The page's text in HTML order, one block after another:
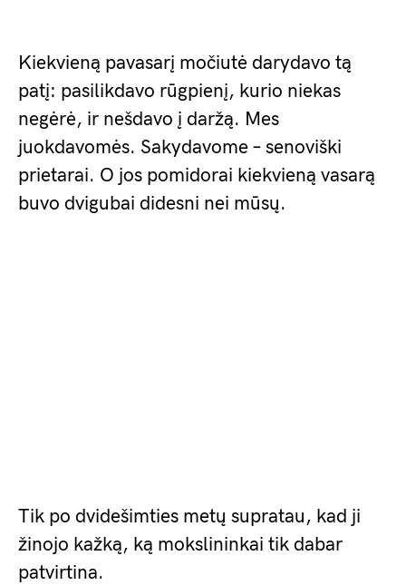
Kiekvieną pavasarį močiutė darydavo tą
patį: pasilikdavo rūgpienį, kurio niekas
negėrė, ir nešdavo į daržą. Mes
juokdavomės. Sakydavome – senoviški
prietarai. O jos pomidorai kiekvieną vasarą
buvo dvigubai didesni nei mūsų.
Tik po dvidešimties metų supratau, kad ji
žinojo kažką, ką mokslininkai tik dabar
patvirtina.